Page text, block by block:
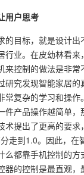
用户思考
的目标，就是设计出
行业。在皮幼林看
来控制的做法是非常
研究发现智能家居的
常复杂的学习和操作
件产品操作越简单
术提出了更高的要
走到1.0。因此，在
么都靠手机控制的
器的控制是最直观，